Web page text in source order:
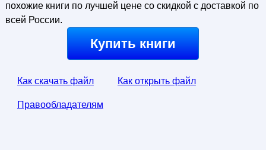
похожие книги по лучшей цене со скидкой с доставкой по
всей России.
Купить книги
Как скачать файл Как открыть файл
Правообладателям